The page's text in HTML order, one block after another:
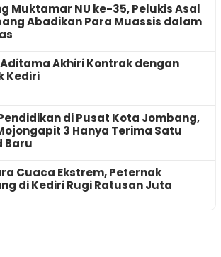
Muktamar NU ke-35, Pelukis Asal
Abadikan Para Muassis dalam
Akhiri Kontrak dengan
Kediri
di Pusat Kota Jombang,
3 Hanya Terima Satu
Baru
Cuaca Ekstrem, Peternak
di Kediri Rugi Ratusan Juta